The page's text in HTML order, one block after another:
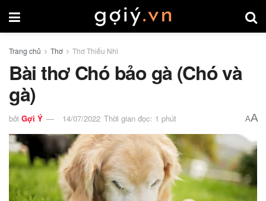
Trang chủ Thơ Thơ Thiếu Nhi
Bài thơ Chó bảo gà (Chó và
gà)
bởi Gợi Ý 14/07/2022 Thời gian đọc: 1 phút AA